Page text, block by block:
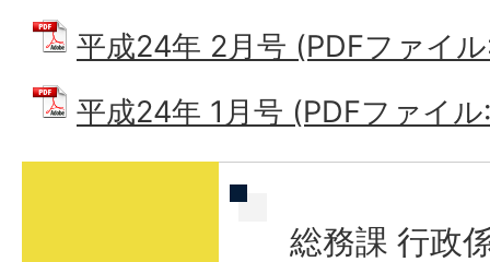
平成24年 2月号 (PDFファイ
平成24年 1月号 (PDFファイ
総務課 行政